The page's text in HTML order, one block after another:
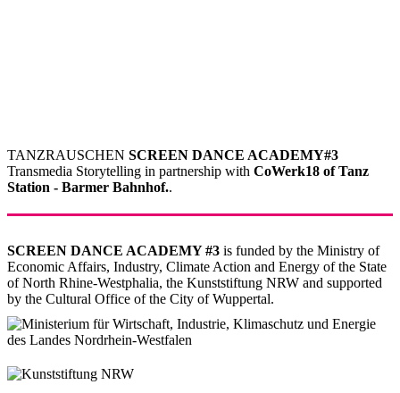
TANZRAUSCHEN SCREEN DANCE ACADEMY#3
Transmedia Storytelling in partnership with CoWerk18 of Tanz
Station - Barmer Bahnhof..
SCREEN DANCE ACADEMY #3 is funded by the Ministry of
Economic Affairs, Industry, Climate Action and Energy of the State
of North Rhine-Westphalia, the Kunststiftung NRW and supported
by the Cultural Office of the City of Wuppertal.